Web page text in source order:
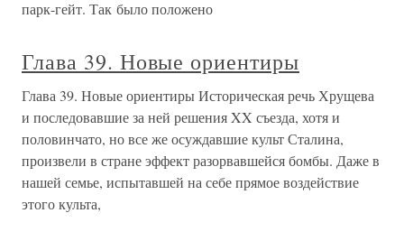
парк-гейт. Так было положено
Глава 39. Новые ориентиры
Глава 39. Новые ориентиры Историческая речь Хрущева
и последовавшие за ней решения XX съезда, хотя и
половинчато, но все же осуждавшие культ Сталина,
произвели в стране эффект разорвавшейся бомбы. Даже в
нашей семье, испытавшей на себе прямое воздействие
этого культа,